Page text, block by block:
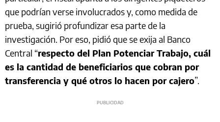
que podrían verse involucrados y, como medida de
prueba, sugirió profundizar esa parte de la
investigación. Por eso, pidió que se exija al Banco
Central “respecto del Plan Potenciar Trabajo, cuál
es la cantidad de beneficiarios que cobran por
transferencia y qué otros lo hacen por cajero”.